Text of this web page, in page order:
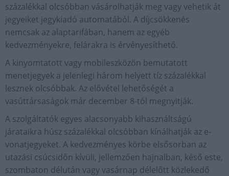
százalékkal olcsóbban vásárolhatják meg vagy vehetik át
jegyeiket jegykiadó automatából. A díjcsökkenés
nemcsak az alaptarifában, hanem az egyéb
kedvezményekre, felárakra is érvényesíthető.
A kinyomtatott vagy mobileszközön bemutatott
menetjegyek a jelenlegi három helyett tíz százalékkal
lesznek olcsóbbak. Az elővétel lehetőségét a
vasúttársaságok már december 8-tól megnyitják.
A szolgáltatók egyes alacsonyabb kihasználtságú
járataikra húsz százalékkal olcsóbban kínálhatják az e-
vonatjegyeket. A kedvezményes körbe elsősorban az
utazási csúcsidőn kívüli, jellemzően hajnalban, késő este,
szombaton délután vagy vasárnap délelőtt közlekedő